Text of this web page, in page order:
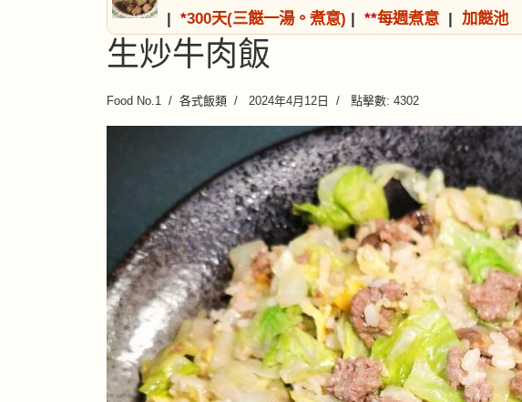
| *300天(三餸一湯。煮意) | **每週煮意 | 加餸池
生炒牛肉飯
Food No.1 各式飯類 2024年4月12日 點擊數: 4302